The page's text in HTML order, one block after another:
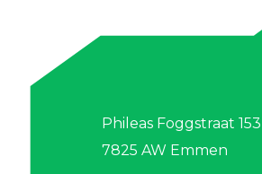
Phileas Foggstraat 153
7825 AW Emmen